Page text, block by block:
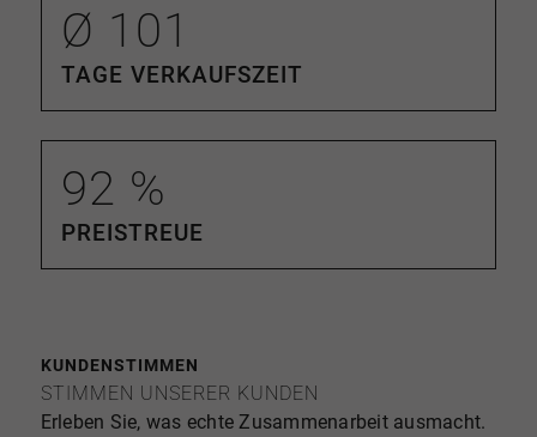
Ø 101
TAGE VERKAUFSZEIT
92 %
PREISTREUE
KUNDENSTIMMEN
STIMMEN UNSERER KUNDEN
Erleben Sie, was echte Zusammenarbeit ausmacht.